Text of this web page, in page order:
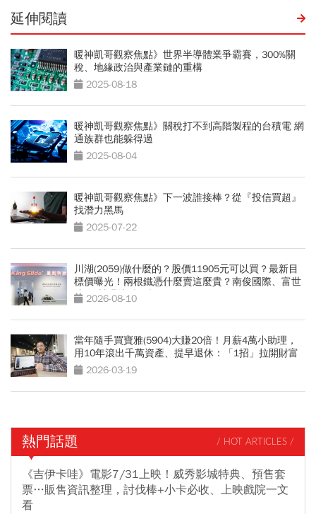
延伸閱讀
暖神凱哥觀察焦點》世界半導體業爭霸賽，300%關
稅、地緣政治與產業鏈的重構
2025-08-18
暖神凱哥觀察焦點》關稅打不到高階製程的台積電 網
通族群也能躲得過
2025-08-04
暖神凱哥觀察焦點》下一波誰接棒？從『投信買超』
找潛力黑馬
2025-07-22
川湖(2059)做什麼的？股價11905元可以買？最新目
標價曝光！兩根鐵憑什麼賣這麼貴？南俊國際、富世
達...3檔滑軌股解析
2026-08-10
當年隨手買寶雅(5904)大賺20倍！月薪4萬小助理，
用10年滾出千萬資產、提早退休：「1招」拉開財富
差距2026-03-19
熱門話題 / HOT ARTICLES /
《吉伊卡哇》電影7/31上映！威秀影城特典、預售套
票…販售資訊整理，討伐棒+小卡必收、上映戲院一文
看